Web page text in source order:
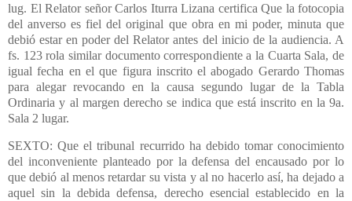
lug. El Relator señor Carlos Iturra Lizana certifica Que la fotocopia
del anverso es fiel del original que obra en mi poder, minuta que
debió estar en poder del Relator antes del inicio de la audiencia. A
fs. 123 rola similar documento correspondiente a la Cuarta Sala, de
igual fecha en el que figura inscrito el abogado Gerardo Thomas
para alegar revocando en la causa segundo lugar de la Tabla
Ordinaria y al margen derecho se indica que está inscrito en la 9a.
Sala 2 lugar.
SEXTO: Que el tribunal recurrido ha debido tomar conocimiento
del inconveniente planteado por la defensa del encausado por lo
que debió al menos retardar su vista y al no hacerlo así, ha dejado a
aquel sin la debida defensa, derecho esencial establecido en la